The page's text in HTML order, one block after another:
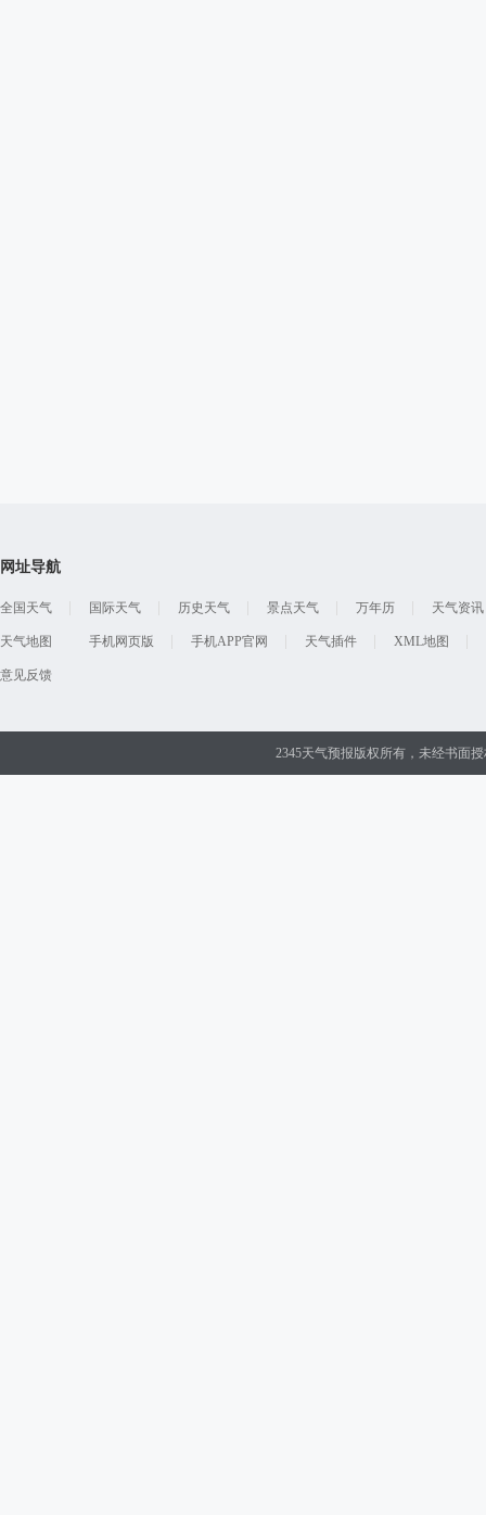
网址导航
全国天气 国际天气 历史天气 景点天气 万年历 天气资讯
天气地图 手机网页版 手机APP官网 天气插件 XML地图
意见反馈
2345天气预报版权所有，未经书面